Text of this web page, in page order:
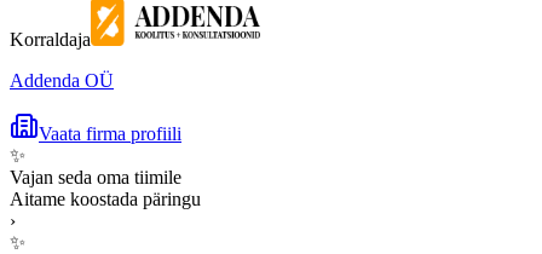
Korraldaja
Addenda OÜ
Vaata firma profiili
✨
Vajan seda oma tiimile
Aitame koostada päringu
›
✨